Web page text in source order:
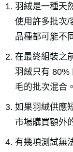
羽絨是一種天
使用許多批次/
品種都可能不
在最終組裝之
羽絨只有 80%
毛的批次混合
如果羽絨供應
市場購買額外
有幾項測試無